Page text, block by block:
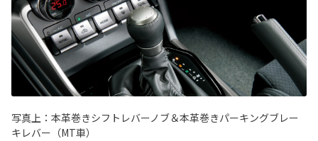
写真上：本革巻きシフトレバーノブ＆本革巻きパーキングブレー
キレバー（MT車）